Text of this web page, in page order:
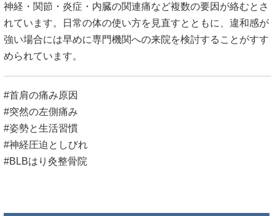
神経・関節・炎症・内臓の関連痛など複数の要因が絡むとさ
れています。日常の体の使い方を見直すとともに、違和感が
強い場合には早めに専門機関への来院を検討することがすす
められています。
#首肩の痛み原因
#突然の左側痛み
#姿勢と生活習慣
#神経圧迫としびれ
#BLBはり灸整骨院